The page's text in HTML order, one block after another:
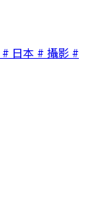
# 日本 # 攝影 #